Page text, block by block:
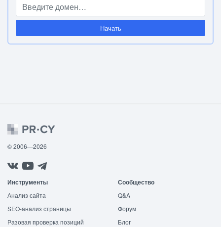
Начать
© 2006—2026
Инструменты
Анализ сайта
SEO-анализ страницы
Разовая проверка позиций
Сообщество
Q&A
Форум
Блог